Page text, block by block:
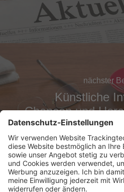
nächster
Künstliche
Chancen und
in